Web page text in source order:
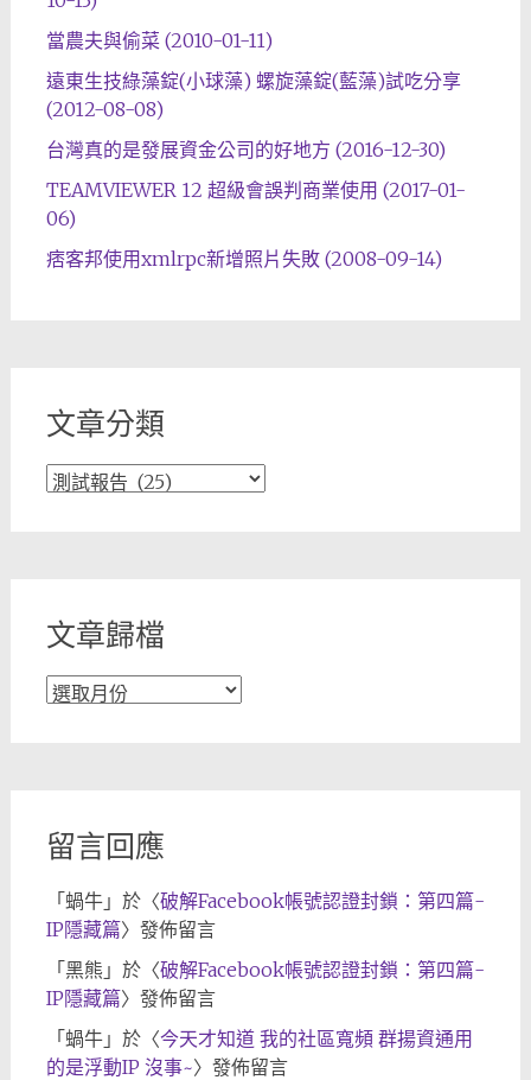
當農夫與偷菜 (2010-01-11)
遠東生技綠藻錠(小球藻) 螺旋藻錠(藍藻)試吃分享
(2012-08-08)
台灣真的是發展資金公司的好地方 (2016-12-30)
TEAMVIEWER 12 超級會誤判商業使用 (2017-01-
06)
痞客邦使用xmlrpc新增照片失敗 (2008-09-14)
文章分類
文
文章歸檔
文
留言回應
「蝸牛」於〈破解Facebook帳號認證封鎖：第四篇-
IP隱藏篇〉發佈留言
「黑熊 」於〈破解Facebook帳號認證封鎖：第四篇-
IP隱藏篇〉發佈留言
「蝸牛」於〈今天才知道 我的社區寬頻 群揚資通用
的是浮動IP 沒事~〉發佈留言